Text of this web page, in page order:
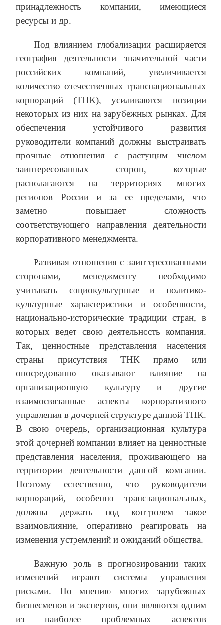
принадлежность компании, имеющиеся
ресурсы и др.
Под влиянием глобализации расширяется
география деятельности значительной части
российских компаний, увеличивается
количество отечественных транснациональных
корпораций (ТНК), усиливаются позиции
некоторых из них на зарубежных рынках. Для
обеспечения устойчивого развития
руководители компаний должны выстраивать
прочные отношения с растущим числом
заинтересованных сторон, которые
располагаются на территориях многих
регионов России и за ее пределами, что
заметно повышает сложность
соответствующего направления деятельности
корпоративного менеджмента.
Развивая отношения с заинтересованными
сторонами, менеджменту необходимо
учитывать социокультурные и политико-
культурные характеристики и особенности,
национально-исторические традиции стран, в
которых ведет свою деятельность компания.
Так, ценностные представления населения
страны присутствия ТНК прямо или
опосредованно оказывают влияние на
организационную культуру и другие
взаимосвязанные аспекты корпоративного
управления в дочерней структуре данной ТНК.
В свою очередь, организационная культура
этой дочерней компании влияет на ценностные
представления населения, проживающего на
территории деятельности данной компании.
Поэтому естественно, что руководители
корпораций, особенно транснациональных,
должны держать под контролем такое
взаимовлияние, оперативно реагировать на
изменения устремлений и ожиданий общества.
Важную роль в прогнозировании таких
изменений играют системы управления
рисками. По мнению многих зарубежных
бизнесменов и экспертов, они являются одним
из наиболее проблемных аспектов